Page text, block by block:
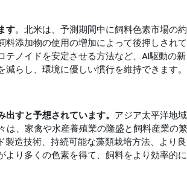
す。北米は、予測期間中に飼料色素市場の
添加物の使用の増加によって後押しされ
ノイドを安定させる方法など、AI駆動の
らし、環境に優しい慣行を維持できます。
すと予想されています。 アジア太平洋地
、家禽や水産養殖業の隆盛と飼料産業の
造技術、持続可能な藻類栽培方法、より
り多くの色素を得て、飼料をより効率的